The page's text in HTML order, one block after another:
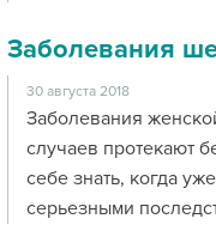
Заболевания
30 августа 2018
Заболевания
случаев протекают
себе знать, когда
серьезными